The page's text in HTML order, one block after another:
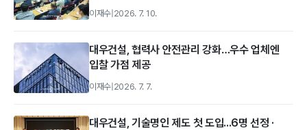
이재수 2026. 7. 10.
대우건설, 협력사 안전관리 강화…우수 업체엔
입찰 가점 제공
이재수|2026. 7. 7.
대우건설, 기술명인 제도 첫 도입...6명 선정 ·